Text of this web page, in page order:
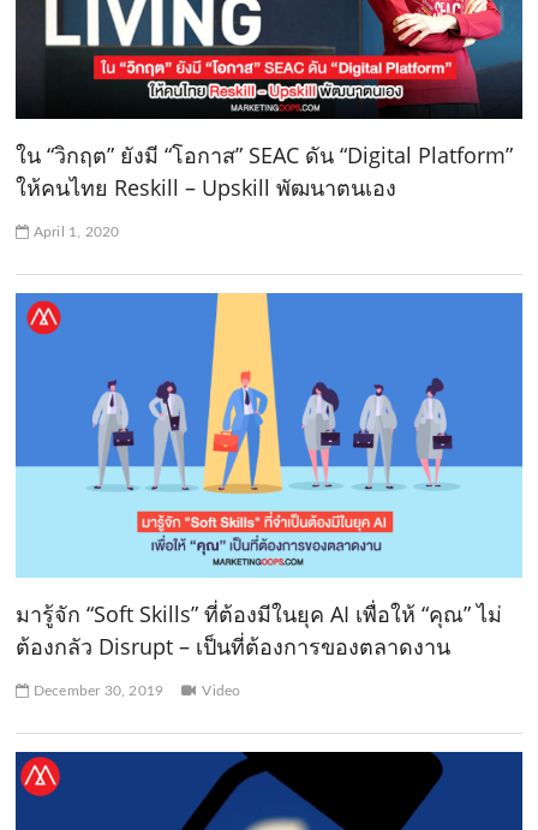
ใน “วิกฤต” ยังมี “โอกาส” SEAC ดัน “Digital Platform”
ให้คนไทย Reskill – Upskill พัฒนาตนเอง
April 1, 2020
มารู้จัก “Soft Skills” ที่ต้องมีในยุค AI เพื่อให้ “คุณ” ไม่
ต้องกลัว Disrupt – เป็นที่ต้องการของตลาดงาน
December 30, 2019 Video